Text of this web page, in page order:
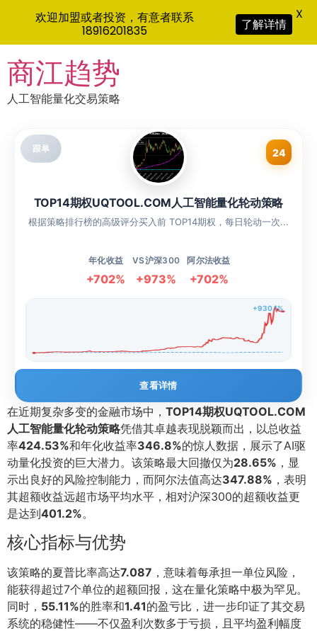
to
content
商江趋势
人工智能量化交易策略
跟单 24
TOP14期权UQTOOL.COM人工智能量化轮动策略
根据策略排行榜的高级评分买入前 TOP14期权，每日轮动一次...
年化收益
+702%
VS沪深300
+973%
阿尔法收益
+702%
+930.1%
查看详情
在近期复杂多变的金融市场中， TOP14期权UQTOOL.COM
人工智能量化轮动策略凭借其卓越表现脱颖而出，以总收益
率424.53%和年化收益率346.8%的惊人数据，展示了AI驱
动量化投资的巨大潜力。该策略最大回撤仅为28.65% ，显
示出良好的风险控制能力，而阿尔法值高达347.88% ，表明
其超额收益远超市场平均水平，相对沪深300的超额收益更
是达到401.2%。
核心指标与优势
该策略的夏普比率高达7.087 ，意味着每承担一单位风险，
能获得超过7个单位的超额回报，这在量化策略中极为罕见。
同时， 55.11%的胜率和1.41的盈亏比，进一步印证了其交易
系统的稳健性——不仅盈利次数多于亏损，且平均盈利幅度
欢迎加盟或者投资，有意者联系
18916201835
了解详情
X